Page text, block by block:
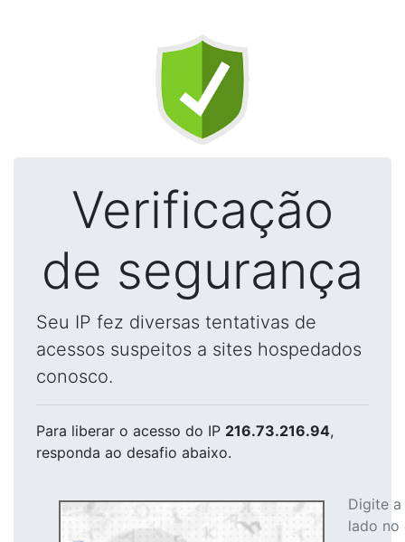
Verificação
de segurança
Seu IP fez diversas tentativas de
acessos suspeitos a sites hospedados
conosco.
Para liberar o acesso do IP 216.73.216.94,
responda ao desafio abaixo.
Digite
lado no